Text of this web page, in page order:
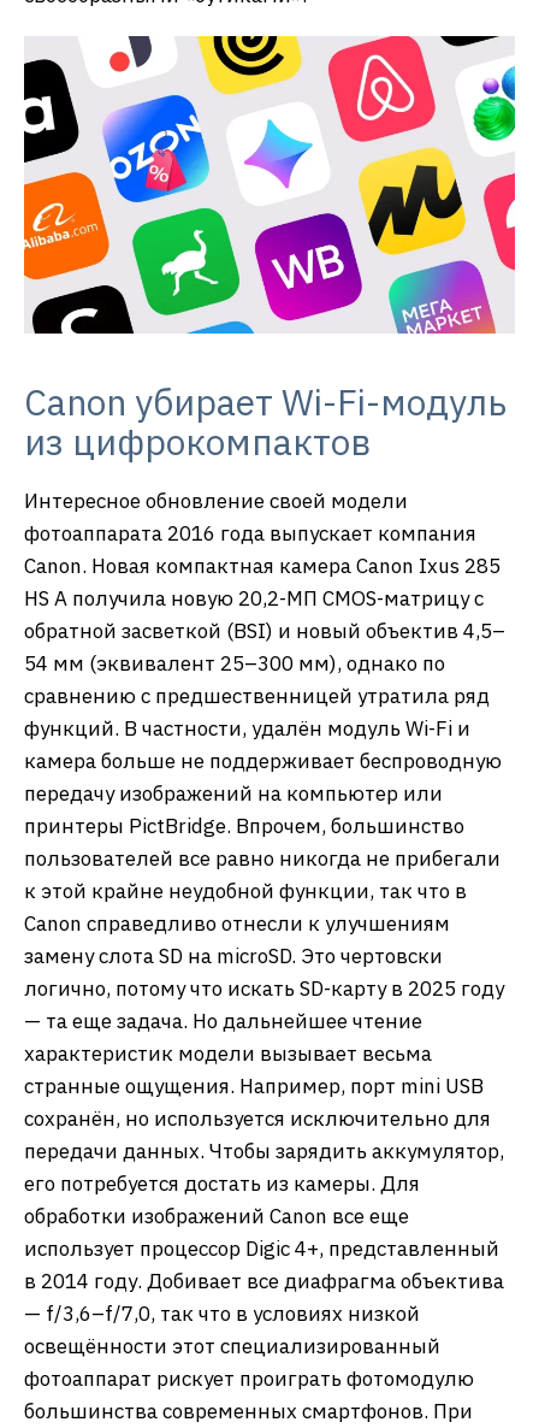
Canon убирает Wi-Fi-модуль
из цифрокомпактов
Интересное обновление своей модели
фотоаппарата 2016 года выпускает компания
Canon. Новая компактная камера Canon Ixus 285
HS A получила новую 20,2-МП CMOS-матрицу с
обратной засветкой (BSI) и новый объектив 4,5–
54 мм (эквивалент 25–300 мм), однако по
сравнению с предшественницей утратила ряд
функций. В частности, удалён модуль Wi-Fi и
камера больше не поддерживает беспроводную
передачу изображений на компьютер или
принтеры PictBridge. Впрочем, большинство
пользователей все равно никогда не прибегали
к этой крайне неудобной функции, так что в
Canon справедливо отнесли к улучшениям
замену слота SD на microSD. Это чертовски
логично, потому что искать SD-карту в 2025 году
— та еще задача. Но дальнейшее чтение
характеристик модели вызывает весьма
странные ощущения. Например, порт mini USB
сохранён, но используется исключительно для
передачи данных. Чтобы зарядить аккумулятор,
его потребуется достать из камеры. Для
обработки изображений Canon все еще
использует процессор Digic 4+, представленный
в 2014 году. Добивает все диафрагма объектива
— f/3,6–f/7,0, так что в условиях низкой
освещённости этот специализированный
фотоаппарат рискует проиграть фотомодулю
большинства современных смартфонов. При